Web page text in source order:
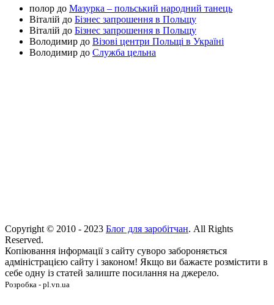
полор до Мазурка – польський народний танець
Віталій до Бізнес запрошення в Польщу
Віталій до Бізнес запрошення в Польщу
Володимир до Візові центри Польщі в Україні
Володимир до Служба цельна
Copyright © 2010 - 2023 Блог для заробітчан. All Rights
Reserved.
Копіювання інформації з сайту суворо забороняється
адміністрацією сайту і законом! Якщо ви бажаєте розмістити в
себе одну із статей залиште посилання на джерело.
Розробка - pl.vn.ua